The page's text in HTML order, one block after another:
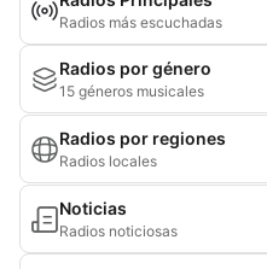
Radios más escuchadas
Radios por género
15 géneros musicales
Radios por regiones
Radios locales
Noticias
Radios noticiosas